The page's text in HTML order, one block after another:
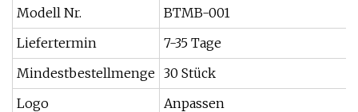
Modell Nr.
BTMB-001
Liefertermin
7-35 Tage
Mindestbestellmenge 30 Stück
Logo
Anpassen